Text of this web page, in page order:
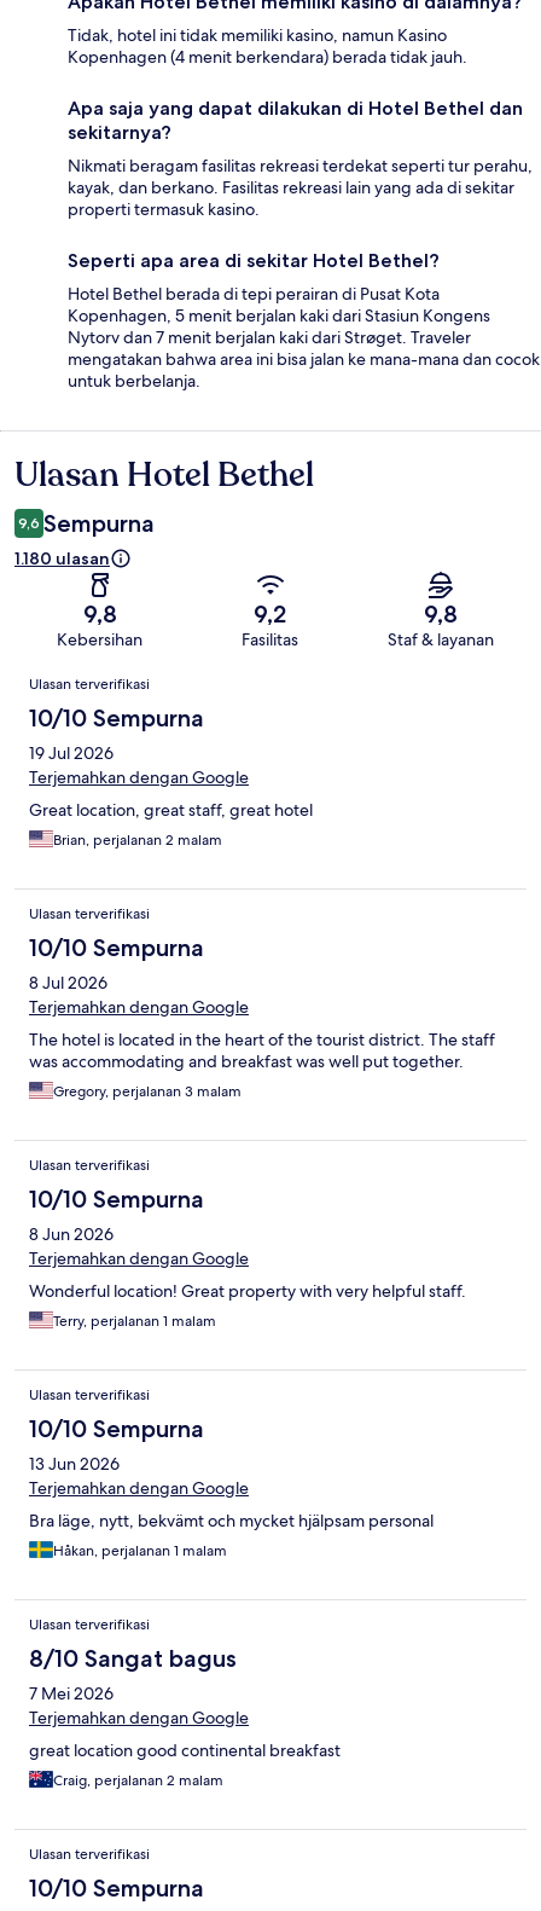
Tidak, hotel ini tidak memiliki kasino, namun Kasino
Kopenhagen (4 menit berkendara) berada tidak jauh.
Apa saja yang dapat dilakukan di Hotel Bethel dan
sekitarnya?
Nikmati beragam fasilitas rekreasi terdekat seperti tur perahu,
kayak, dan berkano. Fasilitas rekreasi lain yang ada di sekitar
properti termasuk kasino.
Seperti apa area di sekitar Hotel Bethel?
Hotel Bethel berada di tepi perairan di Pusat Kota
Kopenhagen, 5 menit berjalan kaki dari Stasiun Kongens
Nytorv dan 7 menit berjalan kaki dari Strøget. Traveler
mengatakan bahwa area ini bisa jalan ke mana-mana dan cocok
untuk berbelanja.
Ulasan
Ulasan Hotel Bethel
9,6 Sempurna
1.180 ulasan
9,8
Kebersihan
9,2
Fasilitas
9,8
Staf & layanan
Ulasan
Ulasan terverifikasi
10/10 Sempurna
19 Jul 2026
Terjemahkan dengan Google
Great location, great staff, great hotel
Brian, perjalanan 2 malam
Ulasan terverifikasi
10/10 Sempurna
8 Jul 2026
Terjemahkan dengan Google
The hotel is located in the heart of the tourist district. The staff
was accommodating and breakfast was well put together.
Gregory, perjalanan 3 malam
Ulasan terverifikasi
10/10 Sempurna
8 Jun 2026
Terjemahkan dengan Google
Wonderful location! Great property with very helpful staff.
Terry, perjalanan 1 malam
Ulasan terverifikasi
10/10 Sempurna
13 Jun 2026
Terjemahkan dengan Google
Bra läge, nytt, bekvämt och mycket hjälpsam personal
Håkan, perjalanan 1 malam
Ulasan terverifikasi
8/10 Sangat bagus
7 Mei 2026
Terjemahkan dengan Google
great location good continental breakfast
Craig, perjalanan 2 malam
Ulasan terverifikasi
10/10 Sempurna